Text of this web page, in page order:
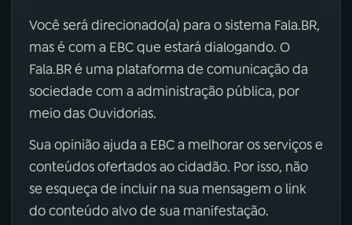
Você será direcionado(a) para o sistema Fala.BR,
mas é com a EBC que estará dialogando. O
Fala.BR é uma plataforma de comunicação da
sociedade com a administração pública, por
meio das Ouvidorias.
Sua opinião ajuda a EBC a melhorar os serviços e
conteúdos ofertados ao cidadão. Por isso, não
se esqueça de incluir na sua mensagem o link
do conteúdo alvo de sua manifestação.